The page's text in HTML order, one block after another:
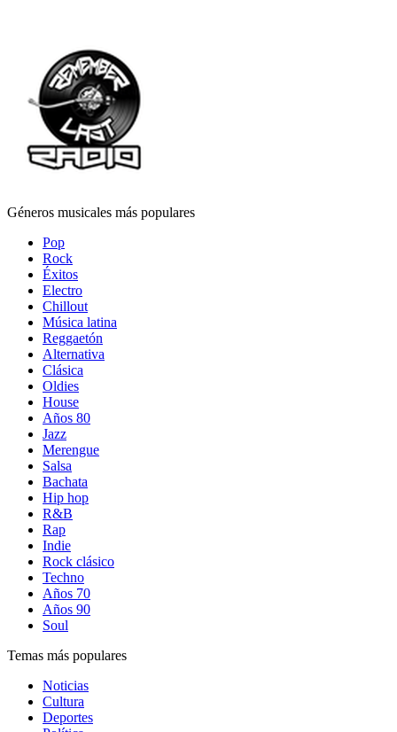
Géneros musicales más populares
Pop
Rock
Éxitos
Electro
Chillout
Música latina
Reggaetón
Alternativa
Clásica
Oldies
House
Años 80
Jazz
Merengue
Salsa
Bachata
Hip hop
R&B
Rap
Indie
Rock clásico
Techno
Años 70
Años 90
Soul
Temas más populares
Noticias
Cultura
Deportes